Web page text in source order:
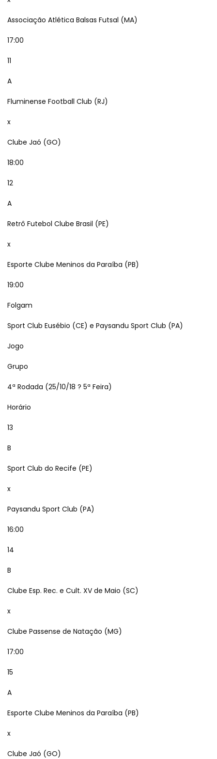
Associação Atlética Balsas Futsal (MA)
17:00
11
A
Fluminense Football Club (RJ)
x
Clube Jaó (GO)
18:00
12
A
Retrô Futebol Clube Brasil (PE)
x
Esporte Clube Meninos da Paraíba (PB)
19:00
Folgam
Sport Club Eusébio (CE) e Paysandu Sport Club (PA)
Jogo
Grupo
4ª Rodada (25/10/18 ? 5ª Feira)
Horário
13
B
Sport Club do Recife (PE)
x
Paysandu Sport Club (PA)
16:00
14
B
Clube Esp. Rec. e Cult. XV de Maio (SC)
x
Clube Passense de Natação (MG)
17:00
15
A
Esporte Clube Meninos da Paraíba (PB)
x
Clube Jaó (GO)